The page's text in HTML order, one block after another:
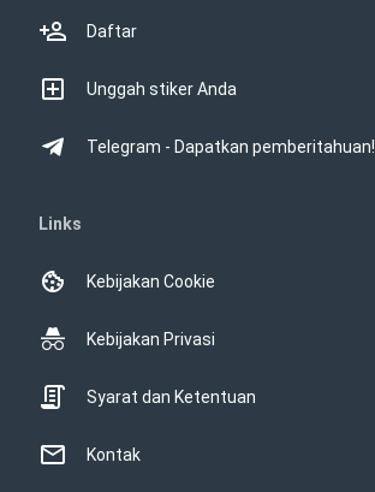
Daftar
Unggah stiker Anda
Telegram - Dapatkan pemberitahuan!
Links
Kebijakan Cookie
Kebijakan Privasi
Syarat dan Ketentuan
Kontak